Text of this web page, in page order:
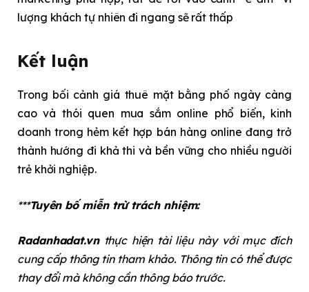
lượng khách tự nhiên đi ngang sẽ rất thấp
Kết luận
Trong bối cảnh giá thuê mặt bằng phố ngày càng
cao và thói quen mua sắm online phổ biến, kinh
doanh trong hẻm kết hợp bán hàng online đang trở
thành hướng đi khả thi và bền vững cho nhiều người
trẻ khởi nghiệp.
***Tuyên bố miễn trừ trách nhiệm:
Radanhadat.vnthực hiện tài liệu này với mục đích
cung cấp thông tin tham khảo. Thông tin có thể được
thay đổi mà không cần thông báo trước.